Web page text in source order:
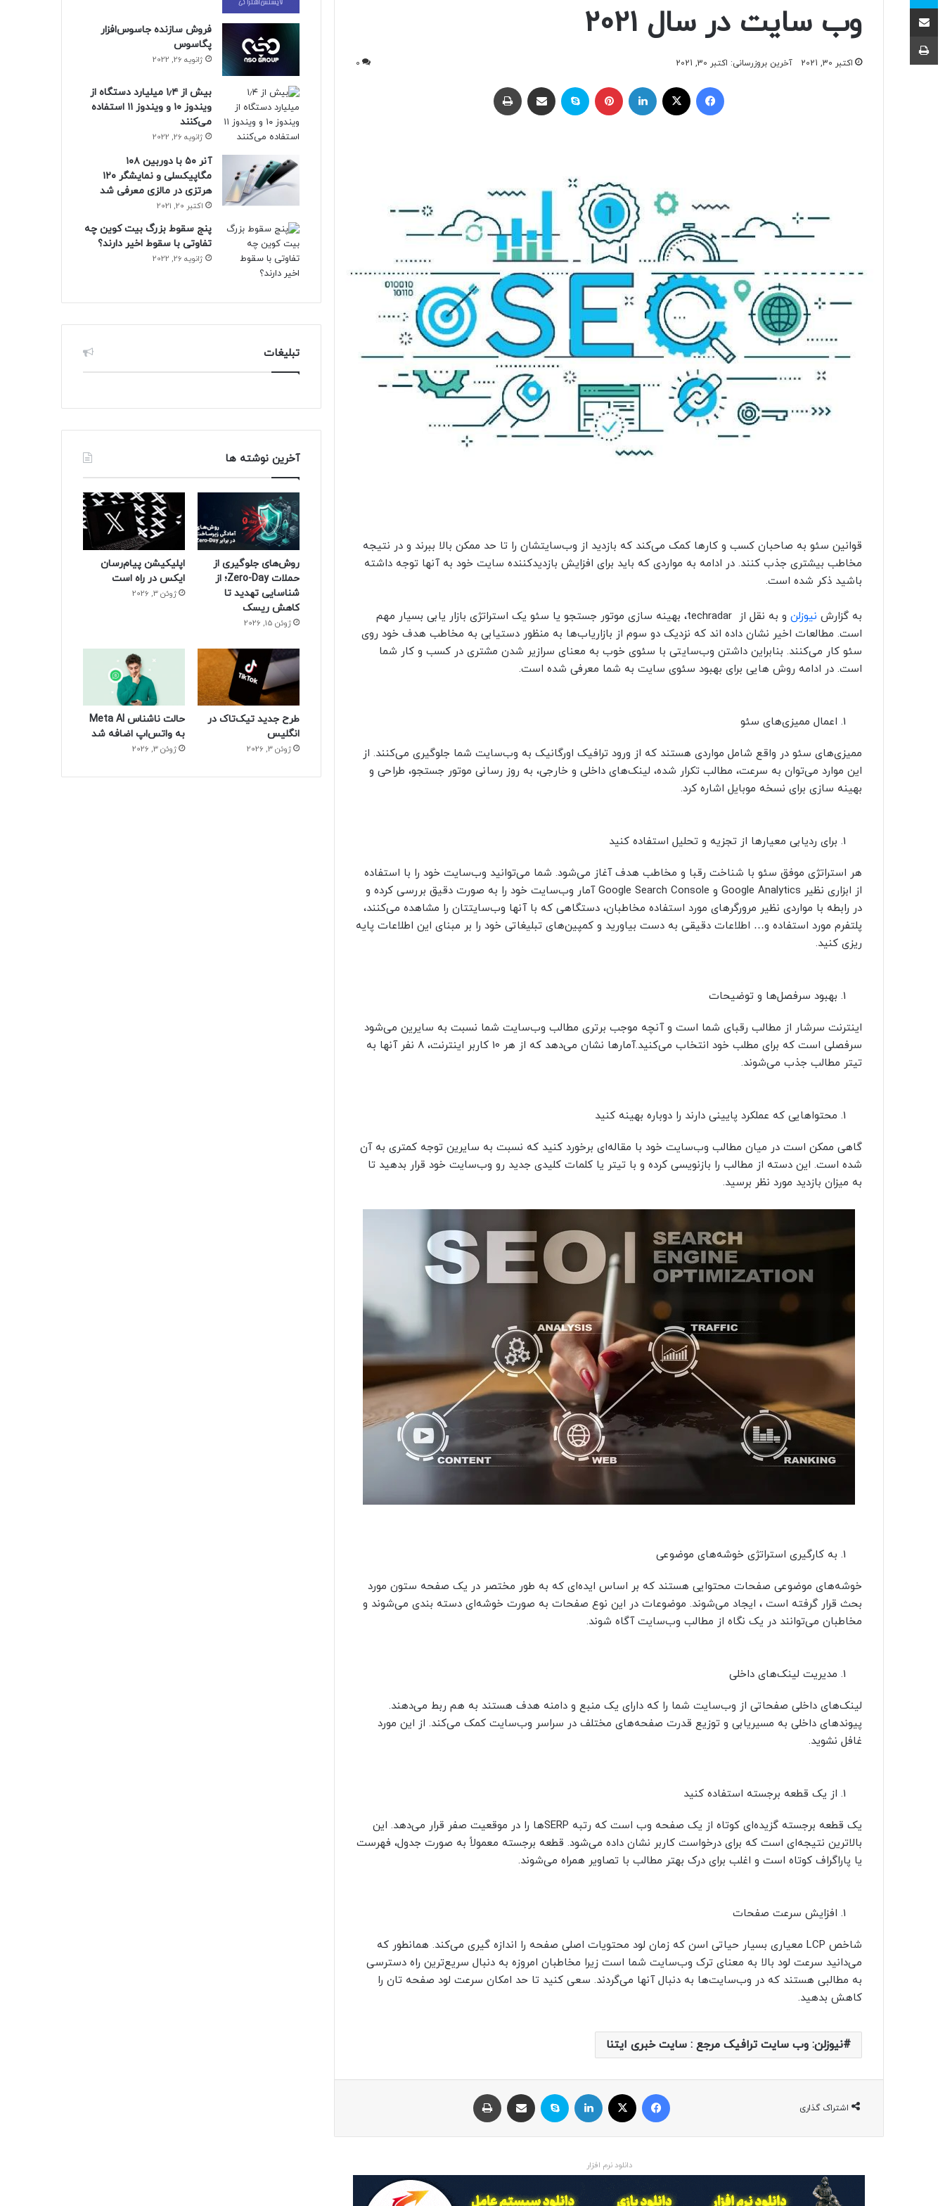
وب سایت در سال 2021
اکتبر 30, 2021 آخرین بروزرسانی: اکتبر 30, 2021 0
ایکس
قوانین سئو به صاحبان کسب و کارها کمک می‌کند که بازدید از وب‌سایتشان را تا حد ممکن بالا ببرند و در نتیجه
مخاطب بیشتری جذب کنند. در ادامه به مواردی که باید برای افزایش بازدیدکننده سایت خود به آنها توجه داشته
باشید ذکر شده است.
به گزارش نیوزلن
و به نقل از techradar، بهینه سازی موتور جستجو یا سئو یک استراتژی بازار یابی بسیار مهم
است. مطالعات اخیر نشان داده اند که نزدیک دو سوم از بازاریاب‌ها به منظور دستیابی به مخاطب هدف خود روی
سئو کار می‌کنند. بنابراین داشتن وب‌سایتی با سئوی خوب به معنای سرازیر شدن مشتری در کسب و کار شما
است. در ادامه روش هایی برای بهبود سئوی سایت به شما معرفی شده است.
اعمال ممیزی‌های سئو
ممیزی‌های سئو در واقع شامل مواردی هستند که از ورود ترافیک اورگانیک به وب‌سایت شما جلوگیری می‌کنند. از
این موارد می‌توان به سرعت، مطالب تکرار شده، لینک‌های داخلی و خارجی، به روز رسانی موتور جستجو، طراحی و
بهینه سازی برای نسخه موبایل اشاره کرد.
برای ردیابی معیارها از تجزیه و تحلیل استفاده کنید
هر استراتژی موفق سئو با شناخت رقبا و مخاطب هدف آغاز می‌شود. شما می‌توانید وب‌سایت خود را با استفاده
از ابزاری نظیر Google Analytics و Google Search Console آمار وب‌سایت خود را به صورت دقیق بررسی کرده و
در رابطه با مواردی نظیر مرورگرهای مورد استفاده مخاطبان، دستگاهی که با آنها وب‌سایتتان را مشاهده می‌کنند،
پلتفرم مورد استفاده و… اطلاعات دقیقی به دست بیاورید و کمپین‌های تبلیغاتی خود را بر مبنای این اطلاعات پایه
ریزی کنید.
بهبود سرفصل‌ها و توضیحات
اینترنت سرشار از مطالب رقبای شما است و آنچه موجب برتری مطالب وب‌سایت شما نسبت به سایرین می‌شود
سرفصلی است که برای مطلب خود انتخاب می‌کنید.آمار‌ها نشان می‌دهد که از هر 10 کاربر اینترنت، 8 نفر آنها به
تیتر مطالب جذب می‌شوند.
محتواهایی که عملکرد پایینی دارند را دوباره بهینه کنید
گاهی ممکن است در میان مطالب وب‌سایت خود با مقاله‌ای برخورد کنید که نسبت به سایرین توجه کمتری به آن
شده است. این دسته از مطالب را بازنویسی کرده و با تیتر یا کلمات کلیدی جدید رو وب‌سایت خود قرار بدهید تا
به میزان بازدید مورد نظر برسید.
به کارگیری استراتژی خوشه‌های موضوعی
خوشه‌های موضوعی صفحات محتوایی هستند که بر اساس ایده‌ای که به طور مختصر در یک صفحه ستون مورد
بحث قرار گرفته است ، ایجاد می‌شوند. موضوعات در این نوع صفحات به صورت خوشه‌ای دسته بندی می‌شوند و
مخاطبان می‌توانند در یک نگاه از مطالب وب‌سایت آگاه شوند.
مدیریت لینک‌های داخلی
لینک‌های داخلی صفحاتی از وب‌سایت شما را که دارای یک منبع و دامنه هدف هستند به هم ربط می‌دهند.
پیوندهای داخلی به مسیریابی و توزیع قدرت صفحه‌های مختلف در سراسر وب‌سایت کمک می‌کند. از این مورد
غافل نشوید.
از یک قطعه برجسته استفاده کنید
یک قطعه برجسته گزیده‌ای کوتاه از یک صفحه وب است که رتبه SERP‌ها را در موقعیت صفر قرار می‌دهد. این
بالاترین نتیجه‌ای است که برای درخواست کاربر نشان داده می‌شود. قطعه برجسته معمولاً به صورت جدول، فهرست
یا پاراگراف کوتاه است و اغلب برای درک بهتر مطالب با تصاویر همراه می‌شوند.
افزایش سرعت صفحات
شاخص LCP معیاری بسیار حیاتی اسن که زمان لود محتویات اصلی صفحه را اندازه گیری می‌کند. همانطور که
می‌دانید سرعت لود بالا به معنای ترک وب‌سایت شما است زیرا مخاطبان امروزه به دنبال سریع‌ترین راه دسترسی
به مطالبی هستند که در وب‌سایت‌ها به دنبال آنها می‌گردند. سعی کنید تا حد امکان سرعت لود صفحه تان را
کاهش بدهید.
نیوزلن: وب سایت ترافیک مرجع : سايت خبری ايتنا
اشتراک گذاری
ایکس
دانلود نرم افزار
فروش سازنده جاسوس‌افزار
پگاسوس
ژانویه 26, 2022
بیش از ۱٫۴ میلیارد دستگاه از
ویندوز ۱۰ و ویندوز ۱۱ استفاده
می‌کنند
ژانویه 26, 2022
آنر ۵۰ با دوربین ۱۰۸
مگاپیکسلی و نمایشگر ۱۲۰
هرتزی در مالزی معرفی شد
اکتبر 20, 2021
پنج سقوط بزرگ بیت کوین چه
تفاوتی با سقوط اخیر دارند؟
ژانویه 26, 2022
تبلیغات
آخرین نوشته ها
روش‌های جلوگیری از
حملات Zero-Day؛ از
شناسایی تهدید تا
کاهش ریسک
ژوئن 15, 2026
اپلیکیشن پیام‌رسان
ایکس در راه است
ژوئن 3, 2026
طرح جدید تیک‌تاک در
انگلیس
ژوئن 3, 2026
حالت ناشناس Meta AI
به واتس‌اپ اضافه شد
ژوئن 3, 2026